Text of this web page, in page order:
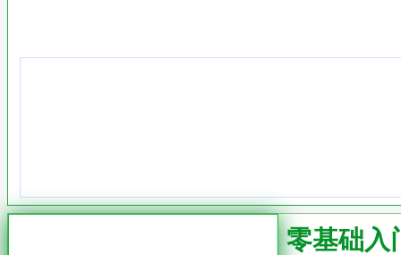
一小时速通MySQL：零基础